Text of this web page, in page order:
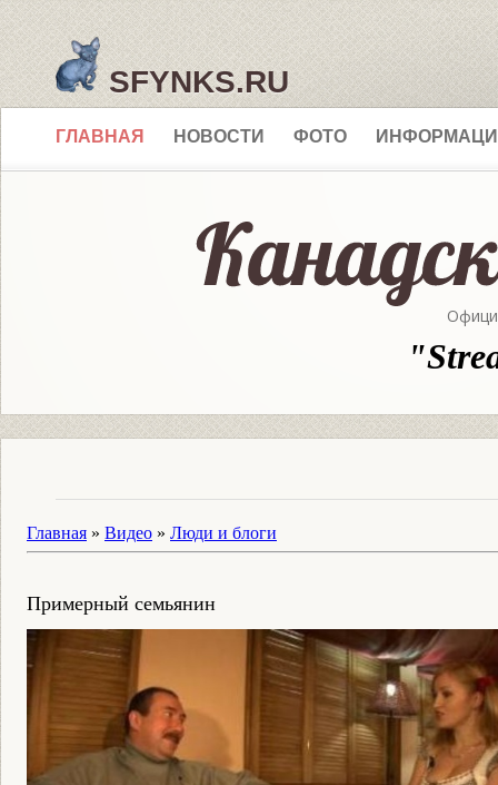
SFYNKS.RU
ГЛАВНАЯ НОВОСТИ ФОТО
Главная » Видео » Люди и блоги
Примерный семьянин